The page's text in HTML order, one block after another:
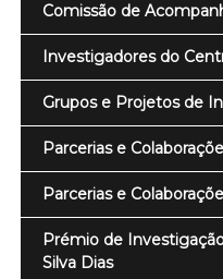
Comissão de
Investigadores do
Grupos e Projetos de
Parcerias e
Parcerias e
Prémio de
Silva Dias